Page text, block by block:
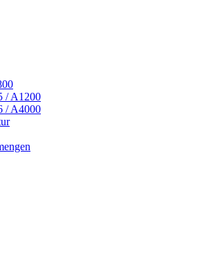
/ A1200
/ A4000